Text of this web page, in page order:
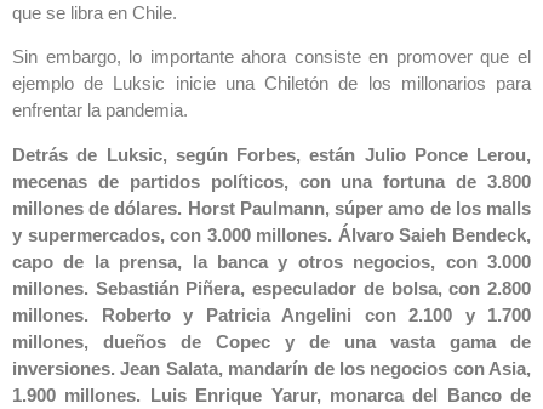
que se libra en Chile.
Sin embargo, lo importante ahora consiste en promover que el
ejemplo de Luksic inicie una Chiletón de los millonarios para
enfrentar la pandemia.
Detrás de Luksic, según Forbes, están Julio Ponce Lerou,
mecenas de partidos políticos, con una fortuna de 3.800
millones de dólares. Horst Paulmann, súper amo de los malls
y supermercados, con 3.000 millones. Álvaro Saieh Bendeck,
capo de la prensa, la banca y otros negocios, con 3.000
millones. Sebastián Piñera, especulador de bolsa, con 2.800
millones. Roberto y Patricia Angelini con 2.100 y 1.700
millones, dueños de Copec y de una vasta gama de
inversiones. Jean Salata, mandarín de los negocios con Asia,
1.900 millones. Luis Enrique Yarur, monarca del Banco de